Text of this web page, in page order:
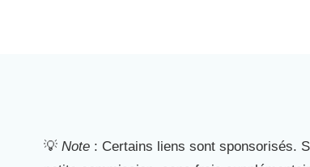
💡 Note : Certains liens sont sponsorisés.